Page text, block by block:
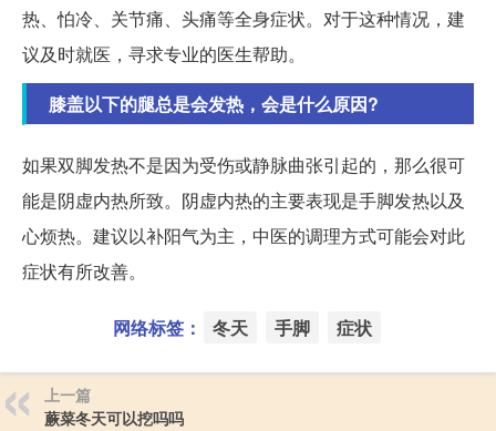
热、怕冷、关节痛、头痛等全身症状。对于这种情况，建
议及时就医，寻求专业的医生帮助。
膝盖以下的腿总是会发热，会是什么原因?
如果双脚发热不是因为受伤或静脉曲张引起的，那么很可
能是阴虚内热所致。阴虚内热的主要表现是手脚发热以及
心烦热。建议以补阳气为主，中医的调理方式可能会对此
症状有所改善。
网络标签： 冬天 手脚 症状
上一篇
蕨菜冬天可以挖吗吗